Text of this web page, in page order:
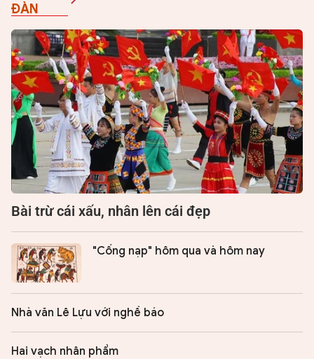
ĐÀN
Bài trừ cái xấu, nhân lên cái đẹp
"Cống nạp" hôm qua và hôm nay
Nhà văn Lê Lựu với nghề báo
Hai vạch nhân phẩm